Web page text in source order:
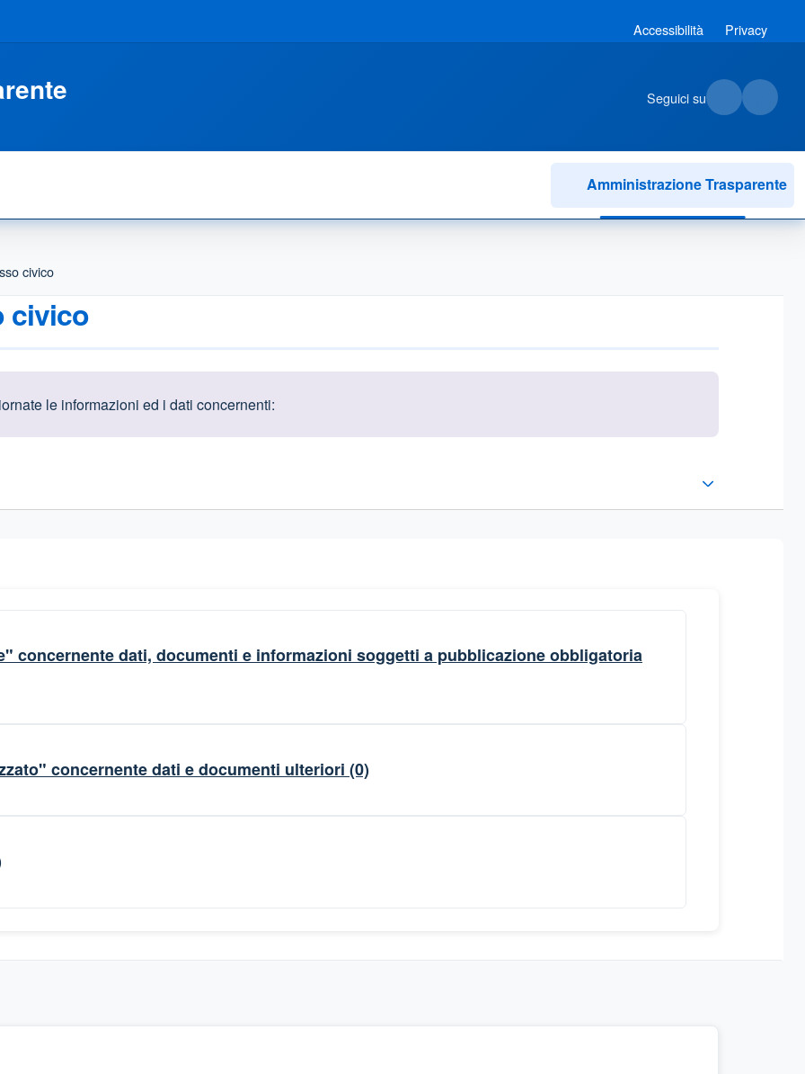
Accessibilità Privacy
Seguici su
Amministrazione Trasparente
civico
civico
le informazioni ed i dati concernenti:
concernente dati, documenti e informazioni soggetti a pubblicazione obbligatoria
concernente dati e documenti ulteriori (0)